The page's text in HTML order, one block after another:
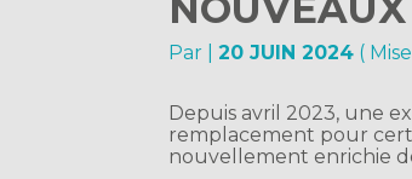
Par |20 JUIN 2024 (
Depuis avril 2023, une
remplacement pour
nouvellement enrichie